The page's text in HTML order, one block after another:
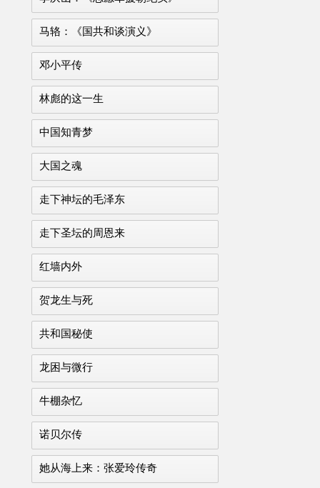
马辂：《国共和谈演义》
邓小平传
林彪的这一生
中国知青梦
大国之魂
走下神坛的毛泽东
走下圣坛的周恩来
红墙内外
贺龙生与死
共和国秘使
龙困与微行
牛棚杂忆
诺贝尔传
她从海上来：张爱玲传奇